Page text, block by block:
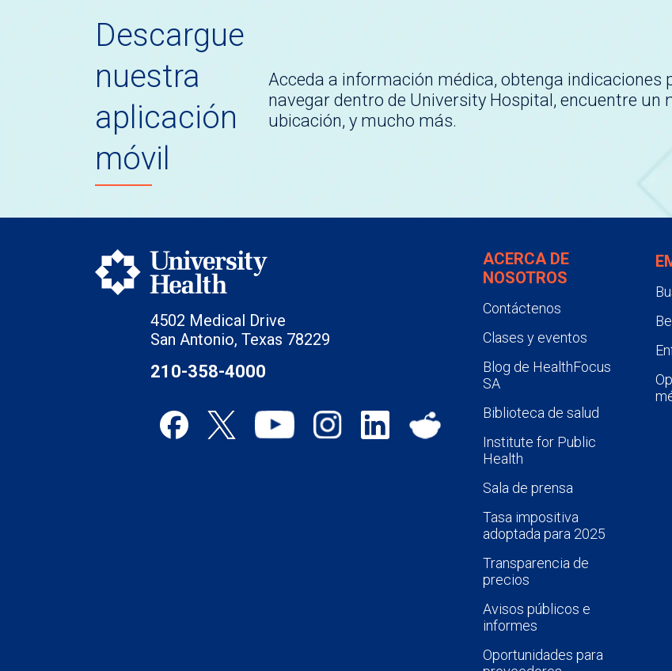
Descargue
nuestra
aplicación
móvil
Acceda a información médica, obtenga indicaciones
navegar dentro de University Hospital, encuentre un
ubicación, y mucho más.
4502 Medical Drive
San Antonio, Texas 78229
210-358-4000
ACERCA DE
NOSOTROS
Contáctenos
Clases y eventos
Blog de HealthFocus
SA
Biblioteca de salud
Institute for Public
Health
Sala de prensa
Tasa impositiva
adoptada para 2025
Transparencia de
precios
Avisos públicos e
informes
Oportunidades para